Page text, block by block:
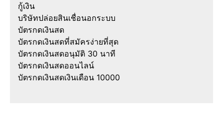
กู้เงิน
บริษัทปล่อยสินเชื่อนอกระบบ
บัตรกดเงินสด
บัตรกดเงินสดที่สมัครง่ายที่สุด
บัตรกดเงินสดอนุมัติ 30 นาที
บัตรกดเงินสดออนไลน์
บัตรกดเงินสดเงินเดือน 10000